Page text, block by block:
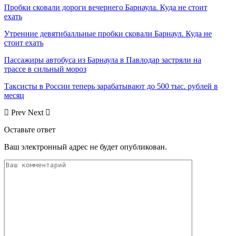
Пробки сковали дороги вечернего Барнаула. Куда не стоит
ехать
Утренние девятибалльные пробки сковали Барнаул. Куда не
стоит ехать
Пассажиры автобуса из Барнаула в Павлодар застряли на
трассе в сильный мороз
Таксисты в России теперь зарабатывают до 500 тыс. рублей в
месяц
Prev Next
Оставьте ответ
Ваш электронный адрес не будет опубликован.